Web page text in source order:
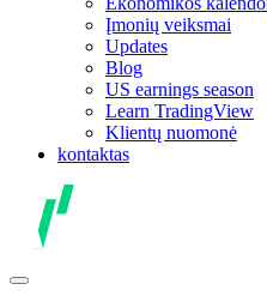
Įmonių veiksmai
Updates
Blog
US earnings season
Learn TradingView
Klientų nuomonė
kontaktas